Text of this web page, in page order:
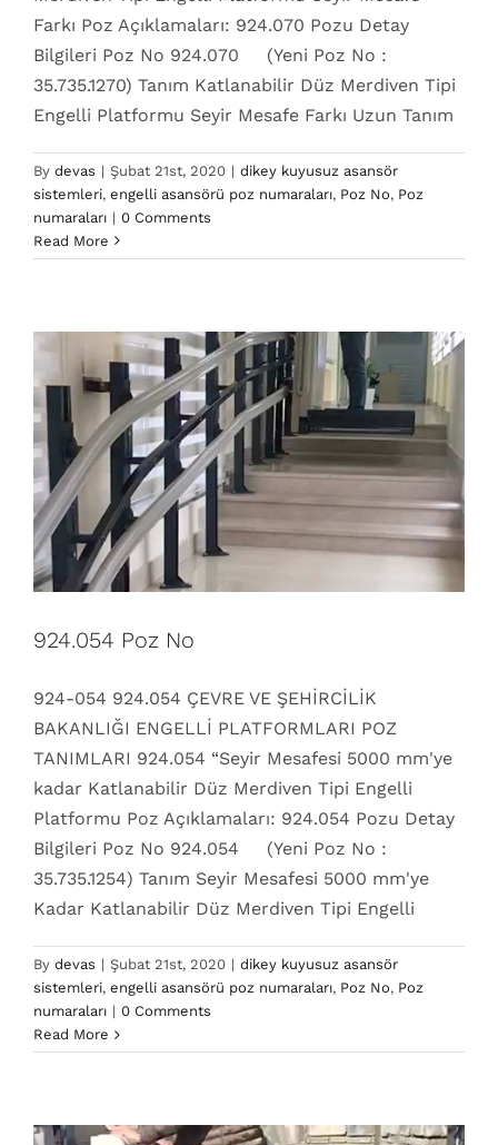
Farkı Poz Açıklamaları: 924.070 Pozu Detay
Bilgileri Poz No 924.070 (Yeni Poz No :
35.735.1270) Tanım Katlanabilir Düz Merdiven Tipi
Engelli Platformu Seyir Mesafe Farkı Uzun Tanım
By devas | Şubat 21st, 2020 | dikey kuyusuz asansör
sistemleri, engelli asansörü poz numaraları, Poz No, Poz
numaraları | 0 Comments
Read More
924.054 Poz No
dikey kuyusuz asansör sistemleri
poz numaraları Poz No Poz numaraları
924.054 Poz No
924-054 924.054 ÇEVRE VE ŞEHİRCİLİK
BAKANLIĞI ENGELLİ PLATFORMLARI POZ
TANIMLARI 924.054 “Seyir Mesafesi 5000 mm'ye
kadar Katlanabilir Düz Merdiven Tipi Engelli
Platformu Poz Açıklamaları: 924.054 Pozu Detay
Bilgileri Poz No 924.054 (Yeni Poz No :
35.735.1254) Tanım Seyir Mesafesi 5000 mm'ye
Kadar Katlanabilir Düz Merdiven Tipi Engelli
By devas | Şubat 21st, 2020 | dikey kuyusuz asansör
sistemleri, engelli asansörü poz numaraları, Poz No, Poz
numaraları | 0 Comments
Read More
924.050 Poz No
dikey kuyusuz asansör sistemleri
poz numaraları Poz No Poz numaraları